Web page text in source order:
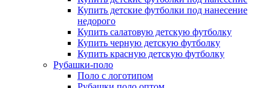
Купить детские футболки под нанесение
недорого
Купить салатовую детскую футболку
Купить черную детскую футболку
Купить красную детскую футболку
Рубашки-поло
Поло с логотипом